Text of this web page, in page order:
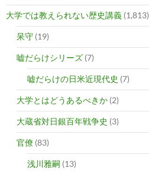
大学では教えられない歴史講義 (1,813)
呆守 (19)
嘘だらけシリーズ (7)
嘘だらけの日米近現代史 (7)
大学とはどうあるべきか (2)
大蔵省対日銀百年戦争史 (3)
官僚 (83)
浅川雅嗣 (13)